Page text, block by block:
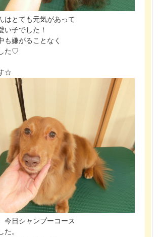
はとても元気があって
い子でした！
も嫌がることなく
た♡
☆
今日シャンプーコース
た。